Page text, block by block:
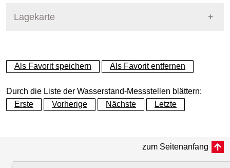
Lagekarte
+
−
Als Favorit speichern Als Favorit entfernen
Durch die Liste der Wasserstand-Messstellen blättern:
Erste
Vorherige Nächste Letzte
zum Seitenanfang